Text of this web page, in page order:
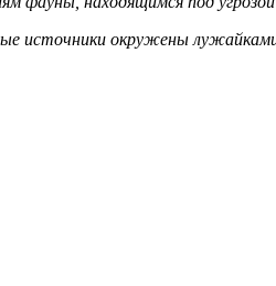
источники окружены